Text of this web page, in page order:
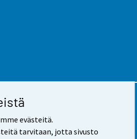
evästeitä.
tarvitaan, jotta sivusto